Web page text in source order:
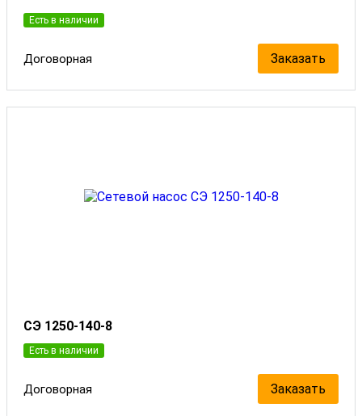
Есть в наличии
Договорная Заказать
СЭ 1250-140-8
Есть в наличии
Договорная Заказать